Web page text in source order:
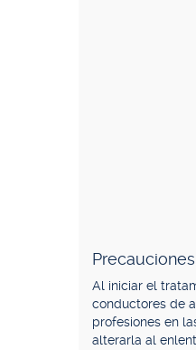
Precauciones.
Al iniciar el
conductores de
profesiones en
alterarla al